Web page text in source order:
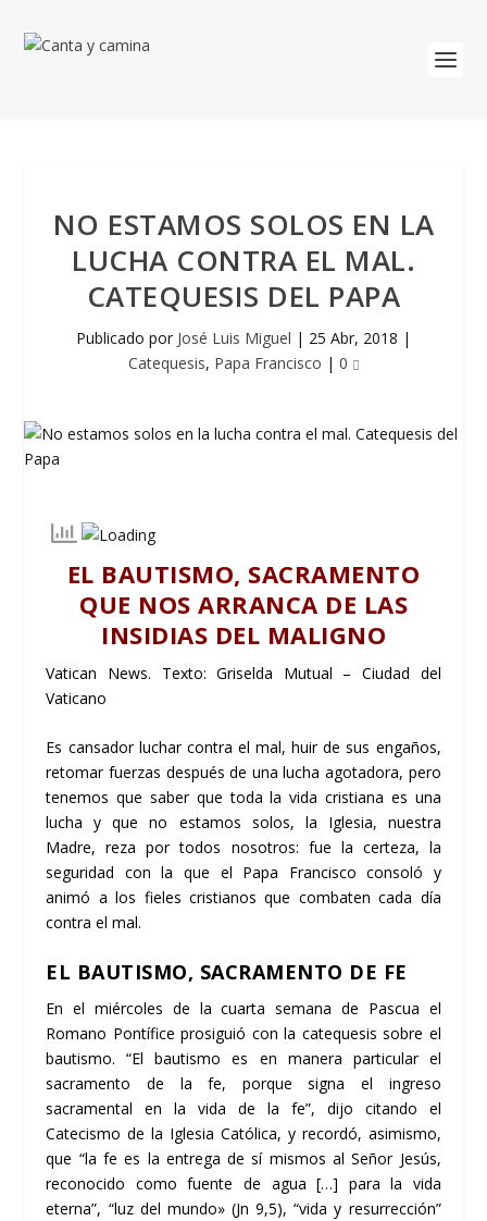
NO ESTAMOS SOLOS EN LA
LUCHA CONTRA EL MAL.
CATEQUESIS DEL PAPA
Publicado por José Luis Miguel | 25 Abr, 2018 |
Catequesis, Papa Francisco | 0
EL BAUTISMO, SACRAMENTO
QUE NOS ARRANCA DE LAS
INSIDIAS DEL MALIGNO
Vatican News. Texto: Griselda Mutual – Ciudad del
Vaticano
Es cansador luchar contra el mal, huir de sus engaños,
retomar fuerzas después de una lucha agotadora, pero
tenemos que saber que toda la vida cristiana es una
lucha y que no estamos solos, la Iglesia, nuestra
Madre, reza por todos nosotros: fue la certeza, la
seguridad con la que el Papa Francisco consoló y
animó a los fieles cristianos que combaten cada día
contra el mal.
EL BAUTISMO, SACRAMENTO DE FE
En el miércoles de la cuarta semana de Pascua el
Romano Pontífice prosiguió con la catequesis sobre el
bautismo. “El bautismo es en manera particular el
sacramento de la fe, porque signa el ingreso
sacramental en la vida de la fe”, dijo citando el
Catecismo de la Iglesia Católica, y recordó, asimismo,
que “la fe es la entrega de sí mismos al Señor Jesús,
reconocido como fuente de agua […] para la vida
eterna”, “luz del mundo» (Jn 9,5), “vida y resurrección”